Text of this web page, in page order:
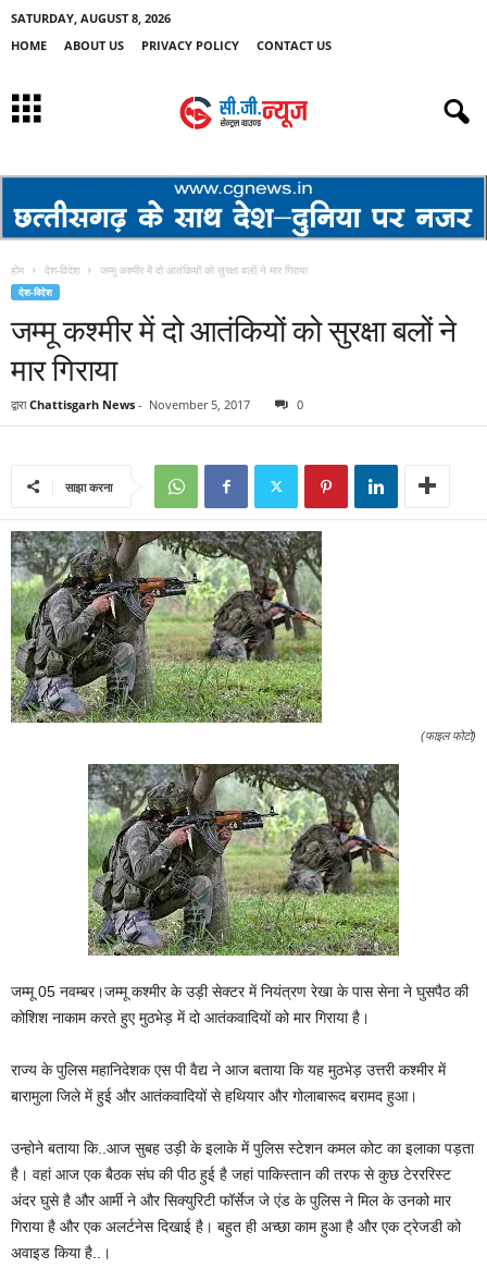
SATURDAY, AUGUST 8, 2026
HOME
ABOUT US PRIVACY POLICY CONTACT US
होम देश-विदेश जम्मू कश्मीर में दो आतंकियों को सुरक्षा बलों ने मार गिराया
देश-विदेश
जम्मू कश्मीर में दो आतंकियों को सुरक्षा बलों ने
मार गिराया
द्वारा Chattisgarh News - November 5, 2017 0
साझा करना
(फाइल फोटो)
जम्मू 05 नवम्बर।जम्मू कश्मीर के उड़ी सेक्टर में नियंत्रण रेखा के पास सेना ने घुसपैठ की
कोशिश नाकाम करते हुए मुठभेड़ में दो आतंकवादियों को मार गिराया है।
राज्य के पुलिस महानिदेशक एस पी वैद्य ने आज बताया कि यह मुठभेड़ उत्तरी कश्मीर में
बारामुला जिले में हुई और आतंकवादियों से हथियार और गोलाबारूद बरामद हुआ।
उन्होने बताया कि..आज सुबह उड़ी के इलाके में पुलिस स्टेशन कमल कोट का इलाका पड़ता
है। वहां आज एक बैठक संघ की पीठ हुई है जहां पाकिस्तान की तरफ से कुछ टेरररिस्ट
अंदर घुसे है और आर्मी ने और सिक्युरिटी फॉर्सेज जे एंड के पुलिस ने मिल के उनको मार
गिराया है और एक अलर्टनेस दिखाई है। बहुत ही अच्छा काम हुआ है और एक ट्रेजडी को
अवाइड किया है..।